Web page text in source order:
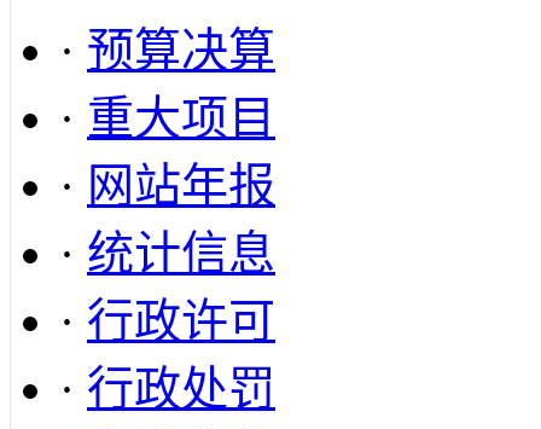
· 预算决算
· 重大项目
· 网站年报
· 统计信息
· 行政许可
· 行政处罚